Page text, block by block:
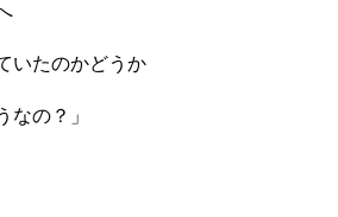
いたのかどうか
なの？」